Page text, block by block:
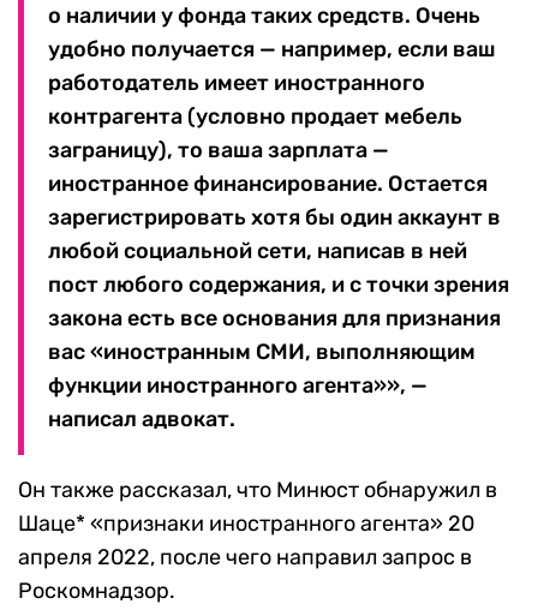
о наличии у фонда таких средств. Очень
удобно получается — например, если ваш
работодатель имеет иностранного
контрагента (условно продает мебель
заграницу), то ваша зарплата —
иностранное финансирование. Остается
зарегистрировать хотя бы один аккаунт в
любой социальной сети, написав в ней
пост любого содержания, и с точки зрения
закона есть все основания для признания
вас «иностранным СМИ, выполняющим
функции иностранного агента»», —
написал адвокат.
Он также рассказал, что Минюст обнаружил в
Шаце* «признаки иностранного агента» 20
апреля 2022, после чего направил запрос в
Роскомнадзор.